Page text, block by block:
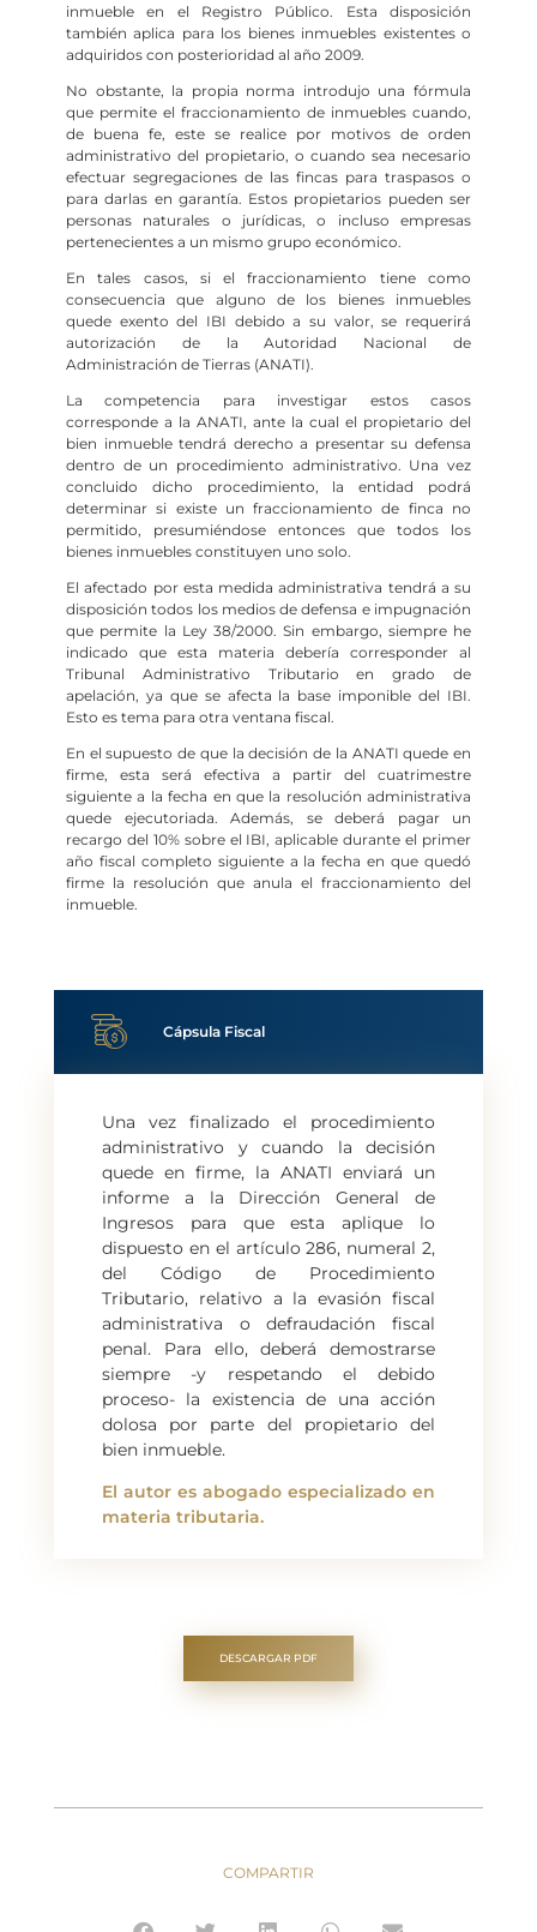
inmueble en el Registro Público. Esta disposición
también aplica para los bienes inmuebles existentes o
adquiridos con posterioridad al año 2009.
No obstante, la propia norma introdujo una fórmula
que permite el fraccionamiento de inmuebles cuando,
de buena fe, este se realice por motivos de orden
administrativo del propietario, o cuando sea necesario
efectuar segregaciones de las fincas para traspasos o
para darlas en garantía. Estos propietarios pueden ser
personas naturales o jurídicas, o incluso empresas
pertenecientes a un mismo grupo económico.
En tales casos, si el fraccionamiento tiene como
consecuencia que alguno de los bienes inmuebles
quede exento del IBI debido a su valor, se requerirá
autorización de la Autoridad Nacional de
Administración de Tierras (ANATI).
La competencia para investigar estos casos
corresponde a la ANATI, ante la cual el propietario del
bien inmueble tendrá derecho a presentar su defensa
dentro de un procedimiento administrativo. Una vez
concluido dicho procedimiento, la entidad podrá
determinar si existe un fraccionamiento de finca no
permitido, presumiéndose entonces que todos los
bienes inmuebles constituyen uno solo.
El afectado por esta medida administrativa tendrá a su
disposición todos los medios de defensa e impugnación
que permite la Ley 38/2000. Sin embargo, siempre he
indicado que esta materia debería corresponder al
Tribunal Administrativo Tributario en grado de
apelación, ya que se afecta la base imponible del IBI.
Esto es tema para otra ventana fiscal.
En el supuesto de que la decisión de la ANATI quede en
firme, esta será efectiva a partir del cuatrimestre
siguiente a la fecha en que la resolución administrativa
quede ejecutoriada. Además, se deberá pagar un
recargo del 10% sobre el IBI, aplicable durante el primer
año fiscal completo siguiente a la fecha en que quedó
firme la resolución que anula el fraccionamiento del
inmueble.
Cápsula Fiscal
Una vez finalizado el procedimiento
administrativo y cuando la decisión
quede en firme, la ANATI enviará un
informe a la Dirección General de
Ingresos para que esta aplique lo
dispuesto en el artículo 286, numeral 2,
del Código de Procedimiento
Tributario, relativo a la evasión fiscal
administrativa o defraudación fiscal
penal. Para ello, deberá demostrarse
siempre -y respetando el debido
proceso- la existencia de una acción
dolosa por parte del propietario del
bien inmueble.
El autor es abogado especializado en
materia tributaria.
DESCARGAR PDF
COMPARTIR